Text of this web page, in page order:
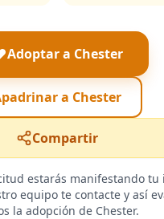
Adoptar a Chester
a Chester
Compartir
estarás manifestando tu
equipo te contacte y así
la adopción de Chester.